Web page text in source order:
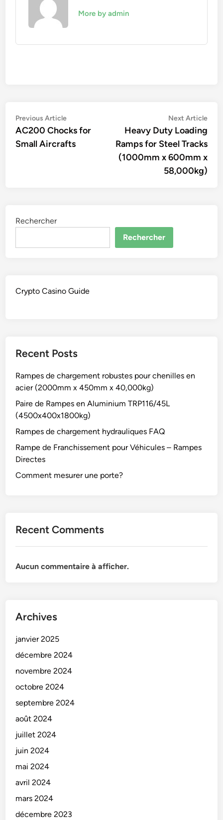
More by admin
Navigation
de
l’article
Previous ArticlePrevious
article:
AC200 Chocks for
Small Aircrafts
Next Article
Heavy Duty Loading
Ramps for Steel Tracks
(1000mm x 600mm x
58,000kg)
Rechercher
Rechercher
Crypto Casino Guide
Recent Posts
Rampes de chargement robustes pour chenilles en
acier (2000mm x 450mm x 40,000kg)
Paire de Rampes en Aluminium TRP116/45L
(4500x400x1800kg)
Rampes de chargement hydrauliques FAQ
Rampe de Franchissement pour Véhicules – Rampes
Directes
Comment mesurer une porte?
Recent Comments
Aucun commentaire à afficher.
Archives
janvier 2025
décembre 2024
novembre 2024
octobre 2024
septembre 2024
août 2024
juillet 2024
juin 2024
mai 2024
avril 2024
mars 2024
décembre 2023